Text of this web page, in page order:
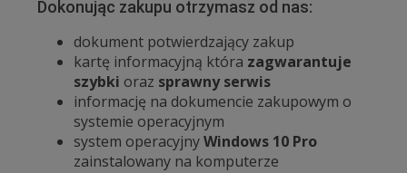
Dokonując zakupu otrzymasz od nas:
dokument potwierdzający zakup
kartę informacyjną która zagwarantuje
szybki oraz sprawny serwis
informację na dokumencie zakupowym o
systemie operacyjnym
system operacyjnyWindows 10 Pro
zainstalowany na komputerze